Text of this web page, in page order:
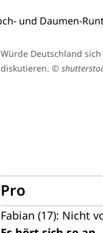
Würde Deutschland
diskutieren. ©
Pro
Fabian (17): Nicht